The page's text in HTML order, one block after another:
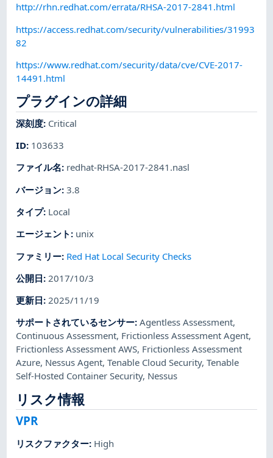
http://rhn.redhat.com/errata/RHSA-2017-2841.html
https://access.redhat.com/security/vulnerabilities/31993
82
https://www.redhat.com/security/data/cve/CVE-2017-
14491.html
プラグインの詳細
深刻度: Critical
ID: 103633
ファイル名: redhat-RHSA-2017-2841.nasl
バージョン:3.8
タイプ: Local
エージェント : unix
ファミリー: Red Hat Local Security Checks
公開日: 2017/10/3
更新日:2025/11/19
サポートされているセンサー:Agentless Assessment,
Continuous Assessment, Frictionless Assessment Agent,
Frictionless Assessment AWS, Frictionless Assessment
Azure, Nessus Agent,Tenable Cloud Security,Tenable
Self-Hosted Container Security, Nessus
リスク情報
VPR
リスクファクター: High